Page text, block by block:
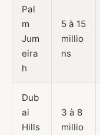
Pal
m
Jum
eira
h
5 à 15
millio
ns
Dub
ai
Hills
3 à 8
millio